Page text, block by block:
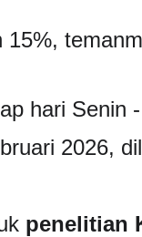
hari Senin
2026,
penelitian